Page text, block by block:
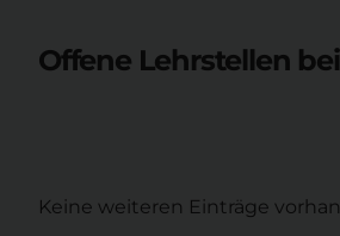
Offene Lehrstellen bei
Keine weiteren Einträge